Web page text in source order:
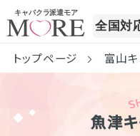
キャバクラ派遣モア
全国対
トップページ 富山
魚津